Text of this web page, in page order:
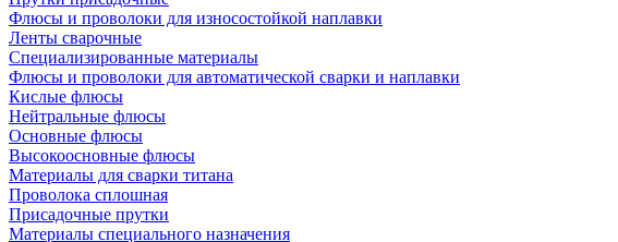
Флюсы и проволоки для износостойкой наплавки
Ленты сварочные
Специализированные материалы
Флюсы и проволоки для автоматической сварки и наплавки
Кислые флюсы
Нейтральные флюсы
Основные флюсы
Высокоосновные флюсы
Материалы для сварки титана
Проволока сплошная
Присадочные прутки
Материалы специального назначения